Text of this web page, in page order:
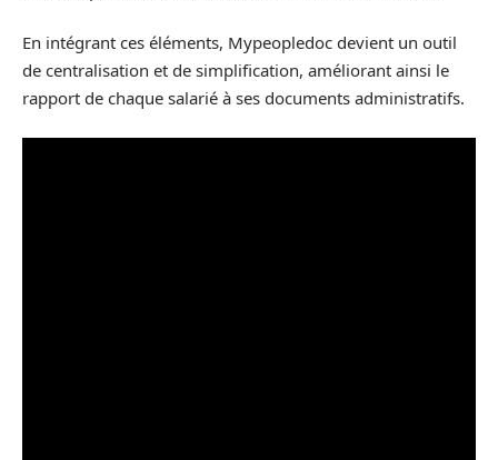
En intégrant ces éléments, Mypeopledoc devient un outil
de centralisation et de simplification, améliorant ainsi le
rapport de chaque salarié à ses documents administratifs.